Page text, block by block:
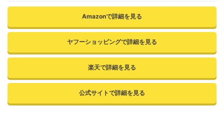
Amazonで詳細を見る
ヤフーショッピングで詳細を見る
楽天で詳細を見る
公式サイトで詳細を見る